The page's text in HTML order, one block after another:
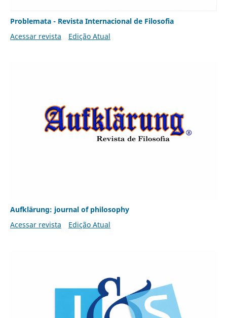
Problemata - Revista Internacional de Filosofia
Acessar revista
Edição Atual
Aufklärung: journal of philosophy
Acessar revista
Edição Atual